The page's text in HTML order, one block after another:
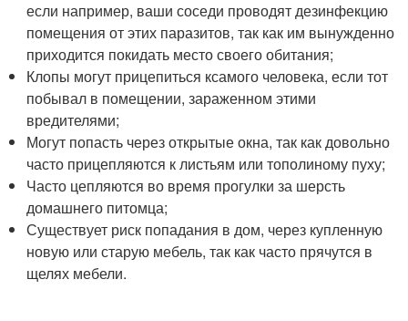
если например, ваши соседи проводят дезинфекцию
помещения от этих паразитов, так как им вынужденно
приходится покидать место своего обитания;
Клопы могут прицепиться ксамого человека, если тот
побывал в помещении, зараженном этими
вредителями;
Могут попасть через открытые окна, так как довольно
часто прицепляются к листьям или тополиному пуху;
Часто цепляются во время прогулки за шерсть
домашнего питомца;
Существует риск попадания в дом, через купленную
новую или старую мебель, так как часто прячутся в
щелях мебели.